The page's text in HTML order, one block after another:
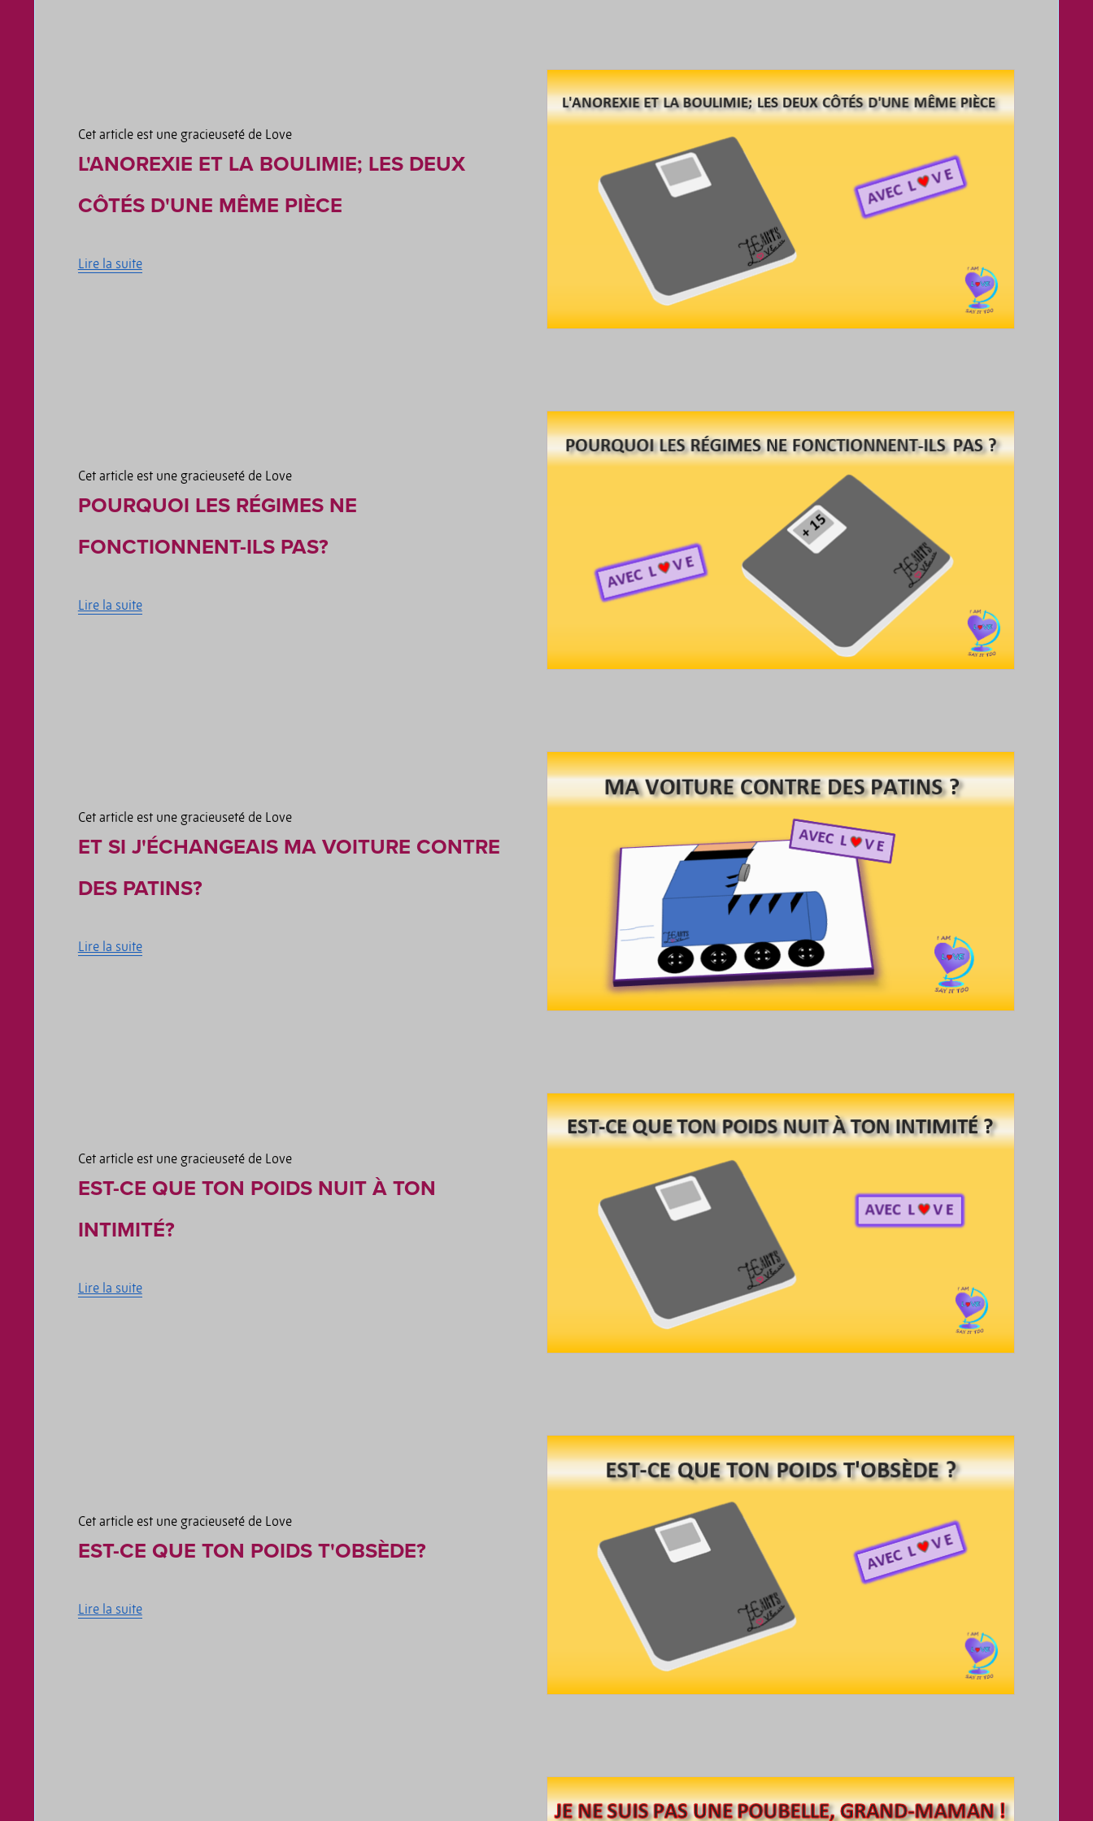
Cet article est une gracieuseté de Love
L'ANOREXIE ET LA BOULIMIE; LES DEUX
CÔTÉS D'UNE MÊME PIÈCE
Lire la suite
Cet article est une gracieuseté de Love
POURQUOI LES RÉGIMES NE
FONCTIONNENT-ILS PAS?
Lire la suite
Cet article est une gracieuseté de Love
ET SI J'ÉCHANGEAIS MA VOITURE CONTRE
DES PATINS?
Lire la suite
Cet article est une gracieuseté de Love
EST-CE QUE TON POIDS NUIT À TON
INTIMITÉ?
Lire la suite
Cet article est une gracieuseté de Love
EST-CE QUE TON POIDS T'OBSÈDE?
Lire la suite